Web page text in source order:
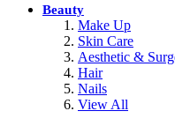
Beauty
Make Up
Skin Care
Aesthetic &
Hair
Nails
View All